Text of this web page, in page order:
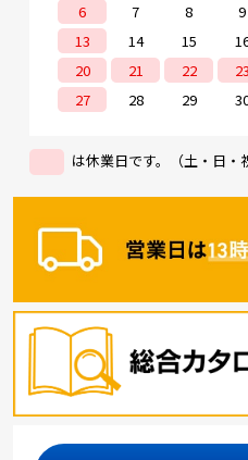
6
7 8 9
13
14 15
20
21 22 23
27
28 29
は休業日です。（土・日・